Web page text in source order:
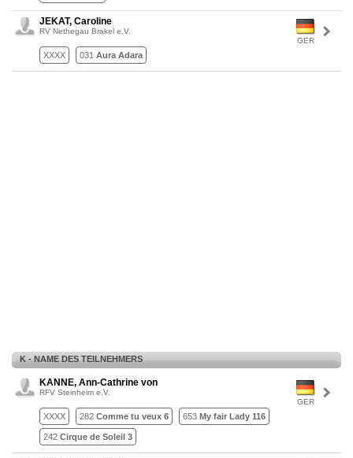
GER
JEKAT, Caroline
RV Nethegau Brakel e.V.
XXXX 031 Aura Adara
K - NAME DES TEILNEHMERS
GER
KANNE, Ann-Cathrine von
RFV Steinheim e.V.
XXXX 282 Comme tu veux 6 653 My fair Lady 116
242 Cirque de Soleil 3